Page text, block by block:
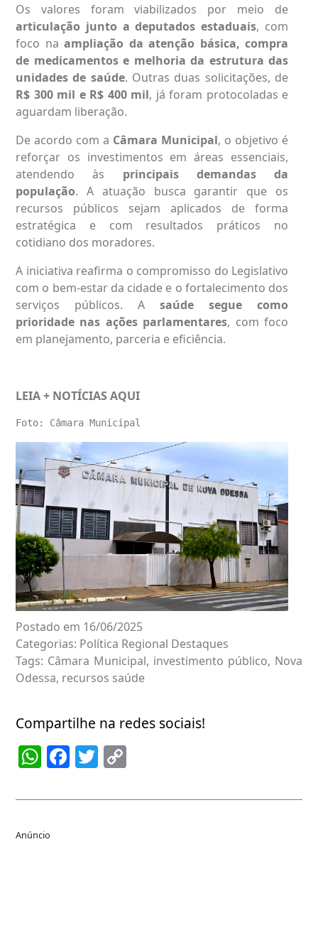
Os valores foram viabilizados por meio de
articulação junto a deputados estaduais, com
foco na ampliação da atenção básica, compra
de medicamentos e melhoria da estrutura das
unidades de saúde. Outras duas solicitações, de
R$ 300 mil e R$ 400 mil, já foram protocoladas e
aguardam liberação.
De acordo com a Câmara Municipal, o objetivo é
reforçar os investimentos em áreas essenciais,
atendendo às principais demandas da
população. A atuação busca garantir que os
recursos públicos sejam aplicados de forma
estratégica e com resultados práticos no
cotidiano dos moradores.
A iniciativa reafirma o compromisso do Legislativo
com o bem-estar da cidade e o fortalecimento dos
serviços públicos. A saúde segue como
prioridade nas ações parlamentares, com foco
em planejamento, parceria e eficiência.
LEIA + NOTÍCIAS AQUI
Foto: Câmara Municipal
Postado em 16/06/2025
Categorias: Política Regional Destaques
Tags: Câmara Municipal, investimento público, Nova
Odessa, recursos saúde
Compartilhe na redes sociais!
WhatsApp
Facebook
Twitter
Anúncio